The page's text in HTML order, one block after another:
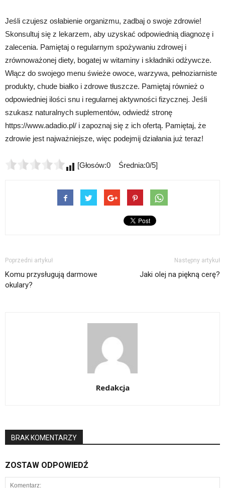
Jeśli czujesz osłabienie organizmu, zadbaj o swoje zdrowie!
Skonsultuj się z lekarzem, aby uzyskać odpowiednią diagnozę i
zalecenia. Pamiętaj o regularnym spożywaniu zdrowej i
zrównoważonej diety, bogatej w witaminy i składniki odżywcze.
Włącz do swojego menu świeże owoce, warzywa, pełnoziarniste
produkty, chude białko i zdrowe tłuszcze. Pamiętaj również o
odpowiedniej ilości snu i regularnej aktywności fizycznej. Jeśli
szukasz naturalnych suplementów, odwiedź stronę
https://www.adadio.pl/ i zapoznaj się z ich ofertą. Pamiętaj, że
zdrowie jest najważniejsze, więc podejmij działania już teraz!
[Głosów:0 Średnia:0/5]
Poprzedni artykuł
Komu przysługują darmowe
okulary?
Następny artykuł
Jaki olej na piękną cerę?
Redakcja
BRAK KOMENTARZY
ZOSTAW ODPOWIEDŹ